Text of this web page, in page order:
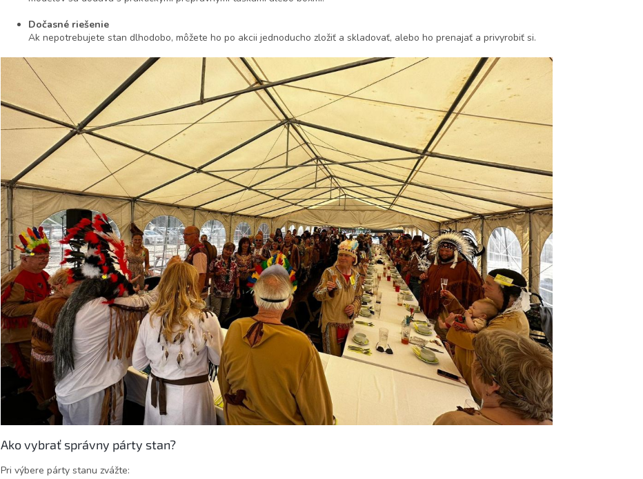
Dočasné riešenie
Ak nepotrebujete stan dlhodobo, môžete ho po akcii jednoducho zložiť a skladovať, alebo ho prenajať a privyrobiť si.
Ako vybrať správny párty stan?
Pri výbere párty stanu zvážte: